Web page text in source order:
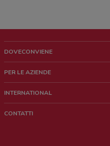
DOVECONVIENE
Chi siamo
Lavora con noi
PER LE AZIENDE
Richieste commerciali e marketing
INTERNATIONAL
CONTATTI